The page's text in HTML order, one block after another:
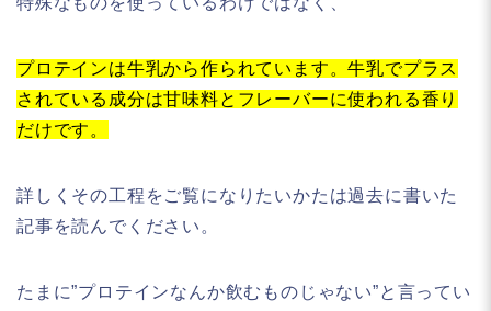
プロテインは牛乳から作られています。牛乳でプラス
されている成分は甘味料とフレーバーに使われる香り
だけです。
詳しくその工程をご覧になりたいかたは過去に書いた
記事を読んでください。
たまに”プロテインなんか飲むものじゃない”と言ってい